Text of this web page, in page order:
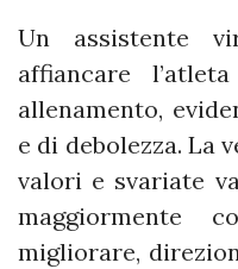
Un assistente
affiancare
allenamento,
e di debolezza. La
valori e svariate
maggiormente
migliorare,